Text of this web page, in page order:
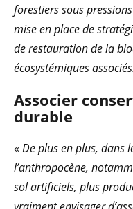
forestiers sous
mise en place de
de restauration de la
écosystémiques
Associer
durable
« De plus en plus, dans
l’anthropocène,
sol artificiels, plus